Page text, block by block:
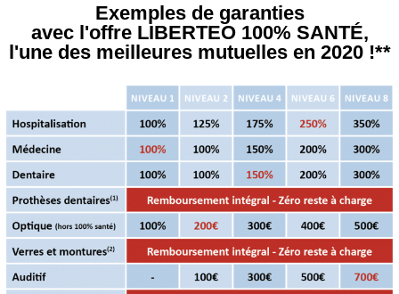
Exemples de garanties
avec l'offre LIBERTEO 100% SANTÉ,
l'une des meilleures mutuelles en 2020 !**